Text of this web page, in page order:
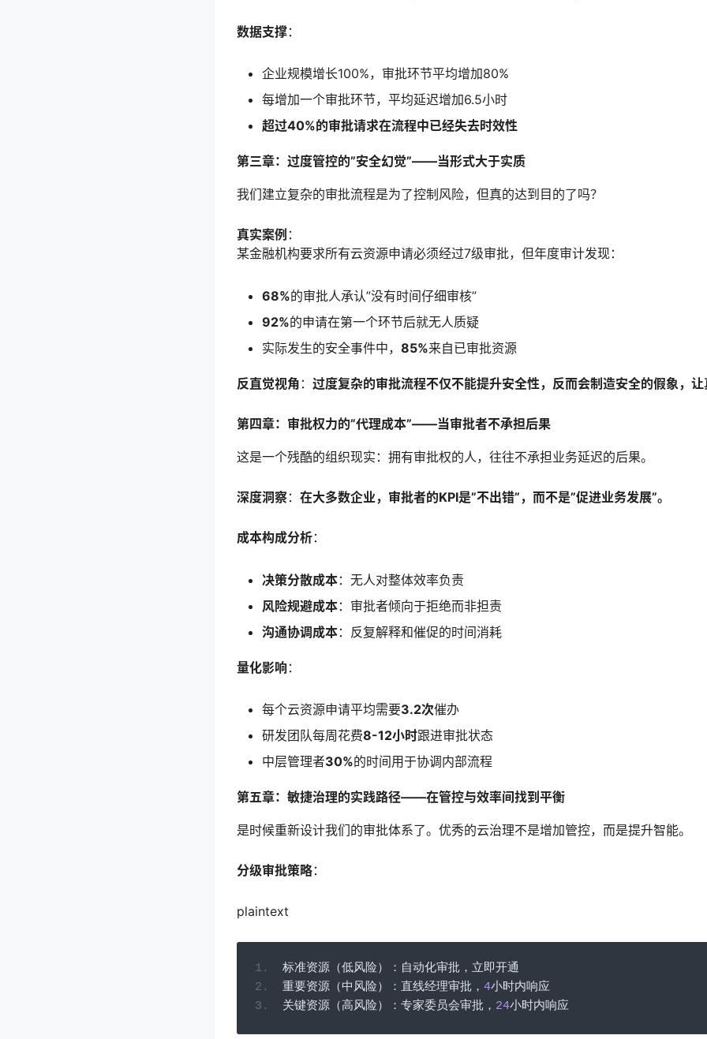
数据支撑：
企业规模增长100%，审批环节平均增加80%
每增加一个审批环节，平均延迟增加6.5小时
超过40%的审批请求在流程中已经失去时效性
第三章：过度管控的”安全幻觉”——当形式大于实质
我们建立复杂的审批流程是为了控制风险，但真的达到目的了吗？
真实案例 ：
某金融机构要求所有云资源申请必须经过7级审批，但年度审计发现：
68%的审批人承认”没有时间仔细审核”
92%的申请在第一个环节后就无人质疑
实际发生的安全事件中， 85%来自已审批资源
反直觉视角 ： 过度复杂的审批流程不仅不能提升安全性，反而会制造安全的假象，
第四章：审批权力的”代理成本”——当审批者不承担后果
这是一个残酷的组织现实：拥有审批权的人，往往不承担业务延迟的后果。
深度洞察： 在大多数企业，审批者的KPI是”不出错”，而不是”促进业务发展”。
成本构成分析：
决策分散成本：无人对整体效率负责
风险规避成本：审批者倾向于拒绝而非担责
沟通协调成本：反复解释和催促的时间消耗
量化影响：
每个云资源申请平均需要3.2次催办
研发团队每周花费8-12小时跟进审批状态
中层管理者30%的时间用于协调内部流程
第五章：敏捷治理的实践路径——在管控与效率间找到平衡
是时候重新设计我们的审批体系了。优秀的云治理不是增加管控，而是提升智能。
分级审批策略：
plaintext
标准资源（低风险）：自动化审批，立即开通
重要资源（中风险）：直线经理审批， 4小时内响应
关键资源（高风险）：专家委员会审批， 24小时内响应